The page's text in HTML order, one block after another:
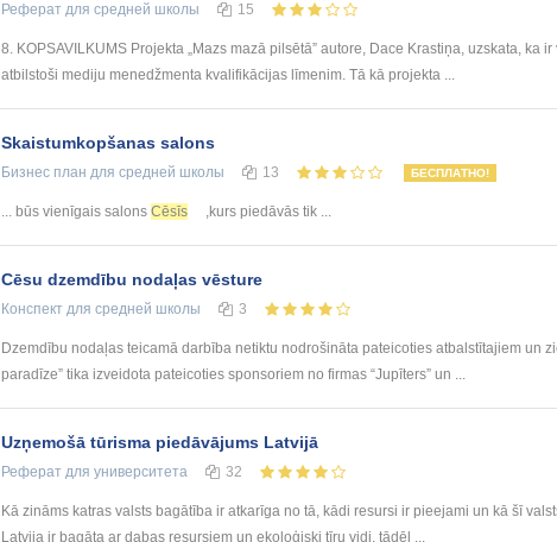
Реферат для средней школы 15
8. KOPSAVILKUMS Projekta „Mazs mazā pilsētā” autore, Dace Krastiņa, uzskata, ka
atbilstoši mediju menedžmenta kvalifikācijas līmenim. Tā kā projekta ...
Skaistumkopšanas salons
Бизнес план для средней школы 13 БЕСПЛАТНО!
... būs vienīgais salons Cēsīs ,kurs piedāvās tik ...
Cēsu dzemdību nodaļas vēsture
Конспект для средней школы 3
Dzemdību nodaļas teicamā darbība netiktu nodrošināta pateicoties atbalstītajiem un
paradīze” tika izveidota pateicoties sponsoriem no firmas “Jupīters” un ...
Uzņemošā tūrisma piedāvājums Latvijā
Реферат для университета 32
Kā zināms katras valsts bagātība ir atkarīga no tā, kādi resursi ir pieejami un kā šī
Latvija ir bagāta ar dabas resursiem un ekoloģiski tīru vidi, tādēļ ...